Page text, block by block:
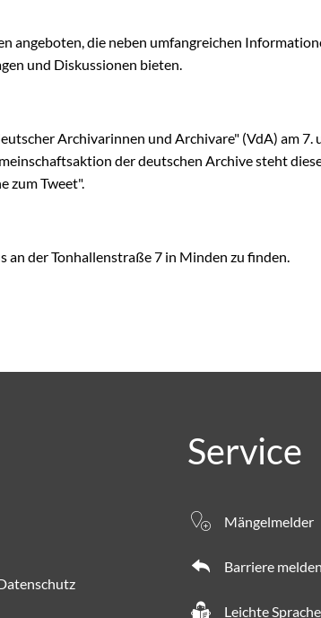
angeboten, die neben umfangreichen
und Diskussionen bieten.
Archivarinnen und Archivare" (VdA) am 7.
der deutschen Archive steht
zum Tweet".
an der Tonhallenstraße 7 in Minden zu finden.
Service
Mängelmelder
Barriere
Leichte Sprache